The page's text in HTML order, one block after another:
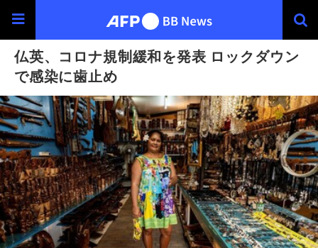
仏英、コロナ規制緩和を発表 ロックダウン
で感染に歯止め